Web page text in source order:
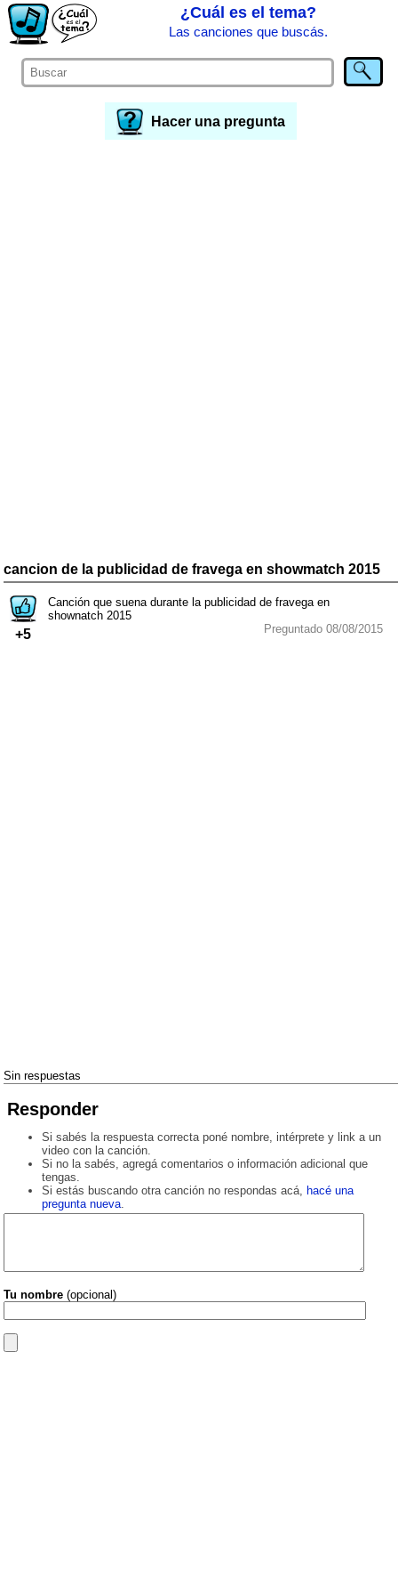
¿Cuál es el tema?
Las canciones que buscás.
Hacer una pregunta
cancion de la publicidad de fravega en showmatch 2015
+5
Canción que suena durante la publicidad de fravega en
shownatch 2015
Preguntado 08/08/2015
Sin respuestas
Responder
Si sabés la respuesta correcta poné nombre, intérprete y link a un
video con la canción.
Si no la sabés, agregá comentarios o información adicional que
tengas.
Si estás buscando otra canción no respondas acá, hacé una
pregunta nueva.
Tu nombre (opcional)